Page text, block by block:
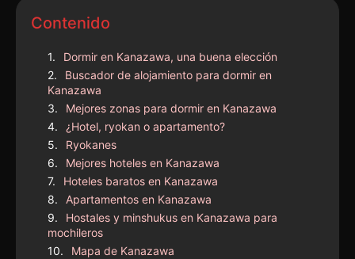
Contenido
Dormir en Kanazawa, una buena elección
Buscador de alojamiento para dormir en
Kanazawa
Mejores zonas para dormir en Kanazawa
¿Hotel, ryokan o apartamento?
Ryokanes
Mejores hoteles en Kanazawa
Hoteles baratos en Kanazawa
Apartamentos en Kanazawa
Hostales y minshukus en Kanazawa para
mochileros
Mapa de Kanazawa